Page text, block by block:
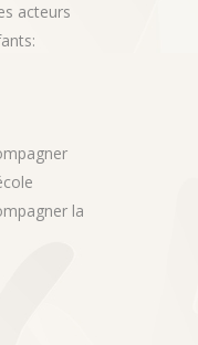
acteurs
la